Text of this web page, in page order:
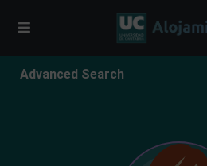
Advanced Search